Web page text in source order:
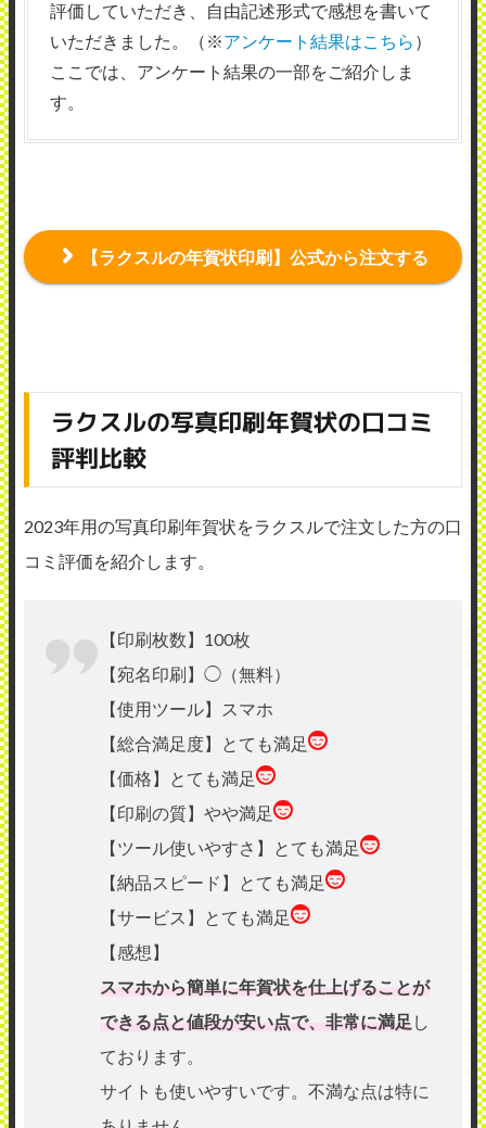
評価していただき、自由記述形式で感想を書いて
いただきました。（※アンケート結果はこちら ）
ここでは、アンケート結果の一部をご紹介しま
す。
【ラクスルの年賀状印刷】公式から注文する
ラクスルの写真印刷年賀状の口コミ
評判比較
2023年用の写真印刷年賀状をラクスルで注文した方の口
コミ評価を紹介します。
【印刷枚数】100枚
【宛名印刷】◯（無料）
【使用ツール】スマホ
【総合満足度】とても満足
【価格】とても満足
【印刷の質】やや満足
【ツール使いやすさ】とても満足
【納品スピード】とても満足
【サービス】とても満足
【感想】
スマホから簡単に年賀状を仕上げることが
できる点と値段が安い点で、非常に満足 し
ております。
サイトも使いやすいです。不満な点は特に